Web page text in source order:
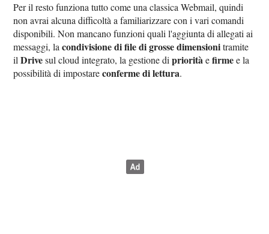
Per il resto funziona tutto come una classica Webmail, quindi
non avrai alcuna difficoltà a familiarizzare con i vari comandi
disponibili. Non mancano funzioni quali l'aggiunta di allegati ai
messaggi, lacondivisione di file di grosse dimensionitramite
ilDrivesul cloud integrato, la gestione diprioritàefirmee la
possibilità di impostareconferme di lettura.